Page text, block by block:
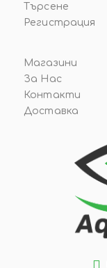
Търсене
Регистрация
Магазини
За Нас
Контакти
Доставка